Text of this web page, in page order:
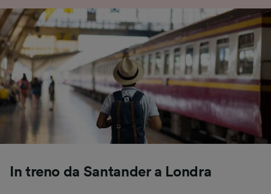
In treno da Santander a Londra